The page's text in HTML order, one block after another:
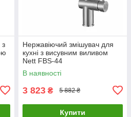
з
Нержавіючий змішувач для
кухні з висувним виливом
Nett FBS-44
В наявності
3 823 ₴ 5 882 ₴
Купити